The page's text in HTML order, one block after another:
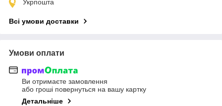
Укрпошта
Всі умови доставки
Умови оплати
Ви отримаєте замовлення
або гроші повернуться на вашу картку
Детальніше